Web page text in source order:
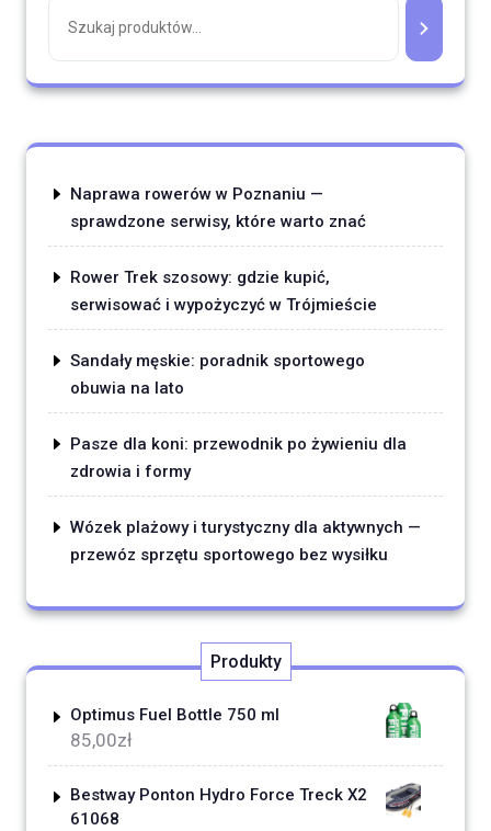
Naprawa rowerów w Poznaniu —
sprawdzone serwisy, które warto znać
Rower Trek szosowy: gdzie kupić,
serwisować i wypożyczyć w Trójmieście
Sandały męskie: poradnik sportowego
obuwia na lato
Pasze dla koni: przewodnik po żywieniu dla
zdrowia i formy
Wózek plażowy i turystyczny dla aktywnych —
przewóz sprzętu sportowego bez wysiłku
Produkty
Optimus Fuel Bottle 750 ml
85,00zł
Bestway Ponton Hydro Force Treck X2
61068